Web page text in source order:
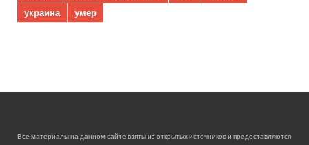
украина
умер
Все материалы на данном сайте взяты из открытых источников и предоставляются